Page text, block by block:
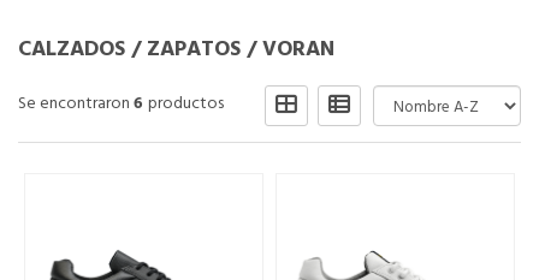
CALZADOS/ZAPATOS/VORAN
Se encontraron6 productos